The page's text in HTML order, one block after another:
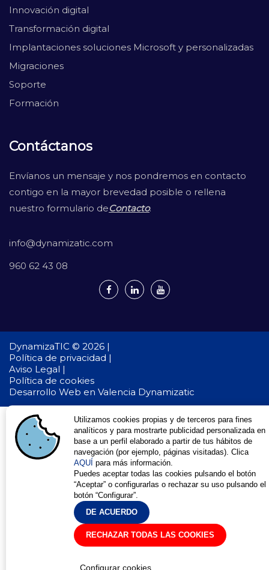
Innovación digital
Transformación digital
Implantaciones soluciones Microsoft y personalizadas
Migraciones
Soporte
Formación
Contáctanos
Envíanos un mensaje y nos pondremos en contacto
contigo en la mayor brevedad posible o rellena
nuestro formulario deContacto.
info@dynamizatic.com
960 62 43 08
DynamizaTIC © 2026 |
Política de privacidad |
Aviso Legal |
Política de cookies
Desarrollo Web en Valencia Dynamizatic
Utilizamos cookies propias y de terceros para fines
analíticos y para mostrarte publicidad personalizada en
base a un perfil elaborado a partir de tus hábitos de
navegación (por ejemplo, páginas visitadas). Clica
AQUÍ para más información.
Puedes aceptar todas las cookies pulsando el botón
“Aceptar” o configurarlas o rechazar su uso pulsando el
botón “Configurar”.
DE ACUERDO
RECHAZAR TODAS LAS COOKIES
Configurar cookies